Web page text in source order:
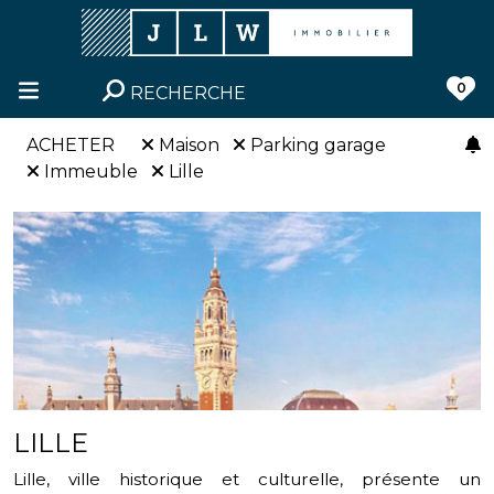
RECHERCHE 0
ACHETER Maison
Parking garage
Immeuble
Lille
LILLE
Lille, ville historique et culturelle, présente un